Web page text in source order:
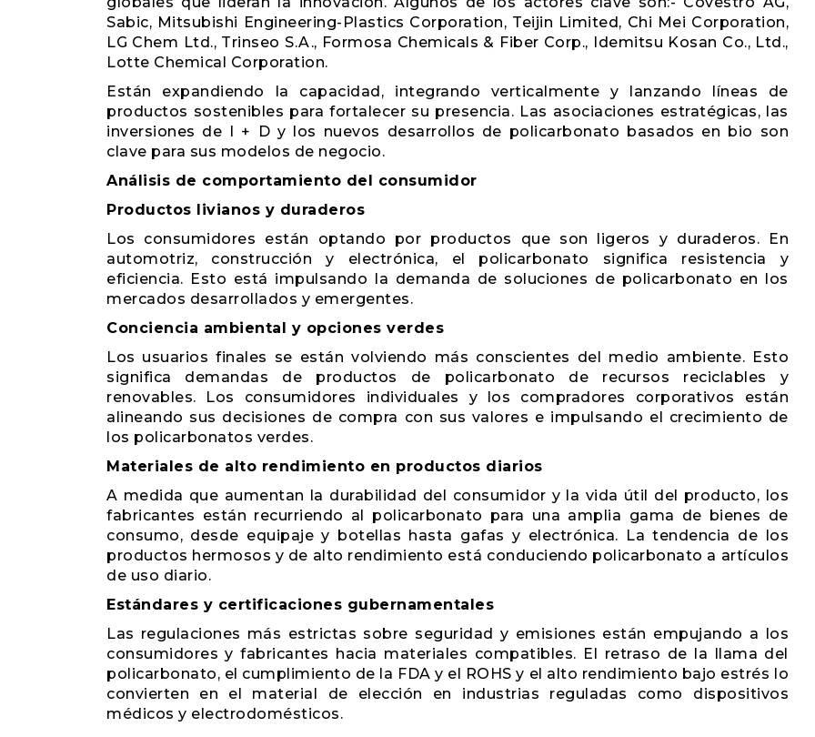
Sabic, Mitsubishi Engineering-Plastics Corporation, Teijin Limited, Chi Mei Corporation,
LG Chem Ltd., Trinseo S.A., Formosa Chemicals & Fiber Corp., Idemitsu Kosan Co., Ltd.,
Lotte Chemical Corporation.
Están expandiendo la capacidad, integrando verticalmente y lanzando líneas de
productos sostenibles para fortalecer su presencia. Las asociaciones estratégicas, las
inversiones de I + D y los nuevos desarrollos de policarbonato basados en bio son
clave para sus modelos de negocio.
Análisis de comportamiento del consumidor
Productos livianos y duraderos
Los consumidores están optando por productos que son ligeros y duraderos. En
automotriz, construcción y electrónica, el policarbonato significa resistencia y
eficiencia. Esto está impulsando la demanda de soluciones de policarbonato en los
mercados desarrollados y emergentes.
Conciencia ambiental y opciones verdes
Los usuarios finales se están volviendo más conscientes del medio ambiente. Esto
significa demandas de productos de policarbonato de recursos reciclables y
renovables. Los consumidores individuales y los compradores corporativos están
alineando sus decisiones de compra con sus valores e impulsando el crecimiento de
los policarbonatos verdes.
Materiales de alto rendimiento en productos diarios
A medida que aumentan la durabilidad del consumidor y la vida útil del producto, los
fabricantes están recurriendo al policarbonato para una amplia gama de bienes de
consumo, desde equipaje y botellas hasta gafas y electrónica. La tendencia de los
productos hermosos y de alto rendimiento está conduciendo policarbonato a artículos
de uso diario.
Estándares y certificaciones gubernamentales
Las regulaciones más estrictas sobre seguridad y emisiones están empujando a los
consumidores y fabricantes hacia materiales compatibles. El retraso de la llama del
policarbonato, el cumplimiento de la FDA y el ROHS y el alto rendimiento bajo estrés lo
convierten en el material de elección en industrias reguladas como dispositivos
médicos y electrodomésticos.